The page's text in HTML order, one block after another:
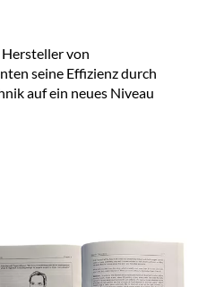
von
seine Effizienz durch
auf ein neues Niveau